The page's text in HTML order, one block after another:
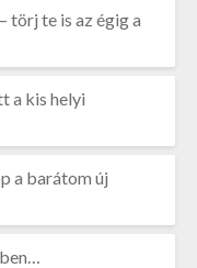
törj te is az égig a
a kis helyi
a barátom új